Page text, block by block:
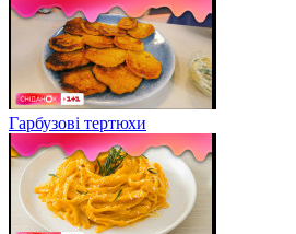
Гарбузові тертюхи